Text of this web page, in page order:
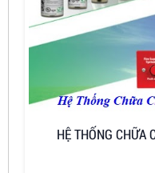
HỆ THỐNG CHỮA